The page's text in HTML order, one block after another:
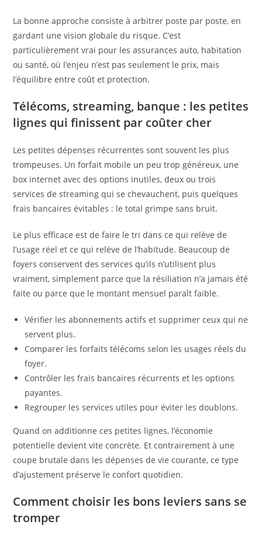
La bonne approche consiste à arbitrer poste par poste, en
gardant une vision globale du risque. C’est
particulièrement vrai pour les assurances auto, habitation
ou santé, où l’enjeu n’est pas seulement le prix, mais
l’équilibre entre coût et protection.
Télécoms, streaming, banque : les petites
lignes qui finissent par coûter cher
Les petites dépenses récurrentes sont souvent les plus
trompeuses. Un forfait mobile un peu trop généreux, une
box internet avec des options inutiles, deux ou trois
services de streaming qui se chevauchent, puis quelques
frais bancaires évitables : le total grimpe sans bruit.
Le plus efficace est de faire le tri dans ce qui relève de
l’usage réel et ce qui relève de l’habitude. Beaucoup de
foyers conservent des services qu’ils n’utilisent plus
vraiment, simplement parce que la résiliation n’a jamais été
faite ou parce que le montant mensuel paraît faible.
Vérifier les abonnements actifs et supprimer ceux qui ne
servent plus.
Comparer les forfaits télécoms selon les usages réels du
foyer.
Contrôler les frais bancaires récurrents et les options
payantes.
Regrouper les services utiles pour éviter les doublons.
Quand on additionne ces petites lignes, l’économie
potentielle devient vite concrète. Et contrairement à une
coupe brutale dans les dépenses de vie courante, ce type
d’ajustement préserve le confort quotidien.
Comment choisir les bons leviers sans se
tromper